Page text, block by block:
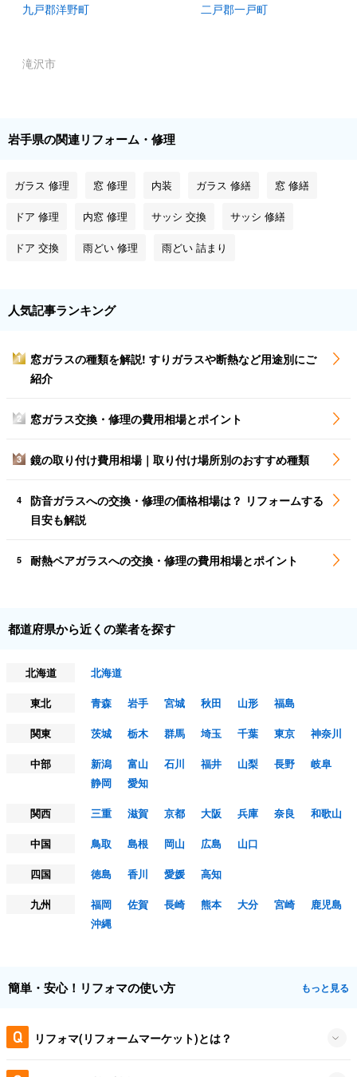
九戸郡洋野町 二戸郡一戸町
滝沢市
岩手県の関連リフォーム・修理
ガラス 修理 窓 修理 内装 ガラス 修繕 窓 修繕
ドア 修理 内窓 修理 サッシ 交換 サッシ 修繕
ドア 交換 雨どい 修理 雨どい 詰まり
人気記事ランキング
1
窓ガラスの種類を解説! すりガラスや断熱など用途別にご
紹介
2 窓ガラス交換・修理の費用相場とポイント
3 鏡の取り付け費用相場｜取り付け場所別のおすすめ種類
4
防音ガラスへの交換・修理の価格相場は？ リフォームする
目安も解説
5 耐熱ペアガラスへの交換・修理の費用相場とポイント
都道府県から近くの業者を探す
北海道
北海道
東北
青森 岩手 宮城 秋田 山形
福島
関東
茨城 栃木 群馬 埼玉 千葉 東京
神奈川
中部
新潟 富山 石川 福井 山梨 長野
岐阜
静岡
愛知
関西
三重 滋賀 京都 大阪 兵庫 奈良
和歌山
中国
鳥取 島根 岡山 広島
山口
四国
徳島 香川 愛媛
高知
九州
福岡 佐賀 長崎 熊本 大分 宮崎
鹿児島
沖縄
簡単・安心！リフォマの使い方 もっと見る
リフォマ(リフォームマーケット)とは？